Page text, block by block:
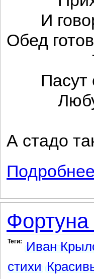
И
Обед
Там
Пасут
Любую
И
А стадо
Подробнее
Теги: Иван
стихи